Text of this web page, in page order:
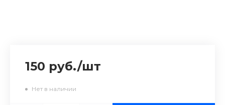
150 руб./шт
Нет в наличии